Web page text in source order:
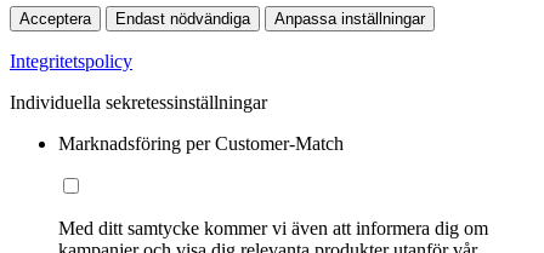
Acceptera Endast nödvändiga Anpassa inställningar
Integritetspolicy
Individuella sekretessinställningar
Marknadsföring per Customer-Match
Med ditt samtycke kommer vi även att informera dig om